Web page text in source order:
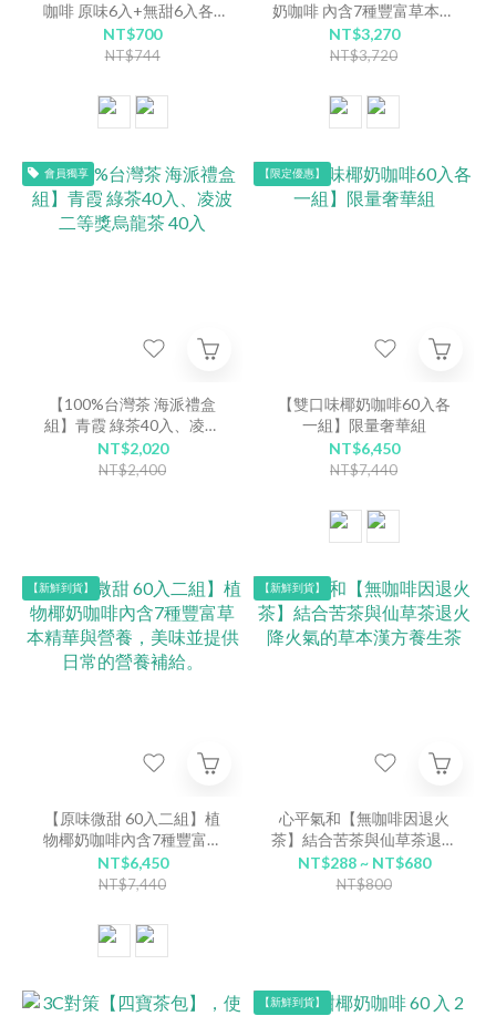
咖啡 原味6入+無甜6入各1
盒綜合組。
NT$700
NT$744
奶咖啡 內含7種豐富草本精
華與營養，美味並提供日常
的營養補給。
NT$3,270
NT$3,720
會員獨享
【100%台灣茶 海派禮盒
組】青霞 綠茶40入、凌波
二等獎烏龍茶 40入
NT$2,020
NT$2,400
【限定優惠】
【雙口味椰奶咖啡60入各
一組】限量奢華組
NT$6,450
NT$7,440
【新鮮到貨】
【原味微甜 60入二組】植
物椰奶咖啡內含7種豐富草
本精華與營養，美味並提供
日常的營養補給。
NT$6,450
NT$7,440
【新鮮到貨】
心平氣和【無咖啡因退火
茶】結合苦茶與仙草茶退火
降火氣的草本漢方養生茶
NT$288 ~ NT$680
NT$800
【新鮮到貨】